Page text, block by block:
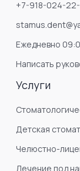
+7-918-024-
Ежедневно
Написать
Услуги
Детская
Челюстно-
Лечение под